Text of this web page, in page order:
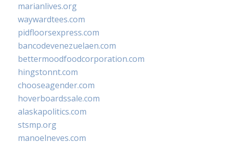
marianlives.org
waywardtees.com
pidfloorsexpress.com
bancodevenezuelaen.com
bettermoodfoodcorporation.com
hingstonnt.com
chooseagender.com
hoverboardssale.com
alaskapolitics.com
stsmp.org
manoelneves.com